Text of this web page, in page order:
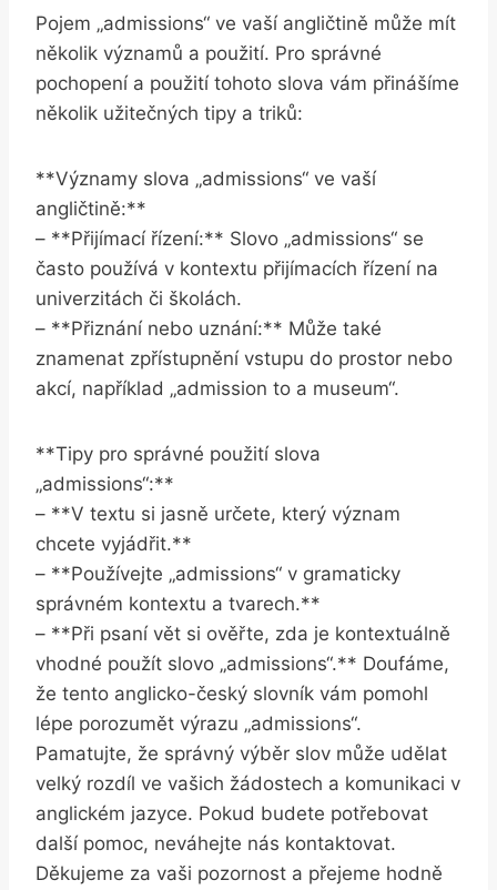
Pojem „admissions“ ve vaší angličtině může mít
několik významů a použití. Pro správné
pochopení a použití tohoto slova vám přinášíme
několik užitečných tipy a triků:
**Významy slova „admissions“ ve vaší
angličtině:**
– **Přijímací řízení:** Slovo „admissions“ se
často používá v kontextu přijímacích řízení na
univerzitách či školách.
– **Přiznání nebo uznání:** Může také
znamenat zpřístupnění vstupu do prostor nebo
akcí, například „admission to a museum“.
**Tipy pro správné použití slova
„admissions“:**
– **V textu si jasně určete, který význam
chcete vyjádřit.**
– **Používejte „admissions“ v gramaticky
správném kontextu a tvarech.**
– **Při psaní vět si ověřte, zda je kontextuálně
vhodné použít slovo „admissions“.** Doufáme,
že tento anglicko-český slovník vám pomohl
lépe porozumět výrazu „admissions“.
Pamatujte, že správný výběr slov může udělat
velký rozdíl ve vašich žádostech a komunikaci v
anglickém jazyce. Pokud budete potřebovat
další pomoc, neváhejte nás kontaktovat.
Děkujeme za vaši pozornost a přejeme hodně